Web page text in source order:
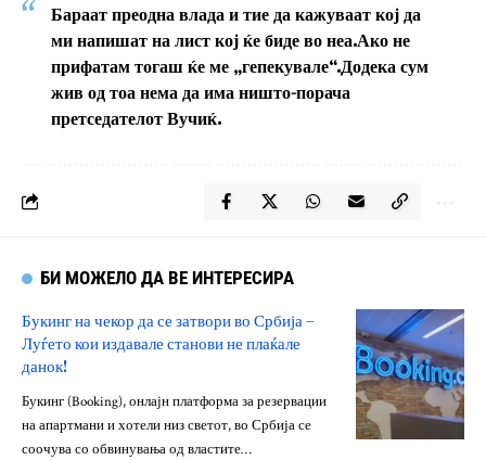
Бараат преодна влада и тие да кажуваат кој да
ми напишат на лист кој ќе биде во неа.Ако не
прифатам тогаш ќе ме „гепекувале“.Додека сум
жив од тоа нема да има ништо-порача
претседателот Вучиќ.
БИ МОЖЕЛО ДА ВЕ ИНТЕРЕСИРА
Букинг на чекор да се затвори во Србија –
Луѓето кои издавале станови не плаќале
данок!
Букинг (Booking), онлајн платформа за резервации
на апартмани и хотели низ светот, во Србија се
соочува со обвинувања од властите…